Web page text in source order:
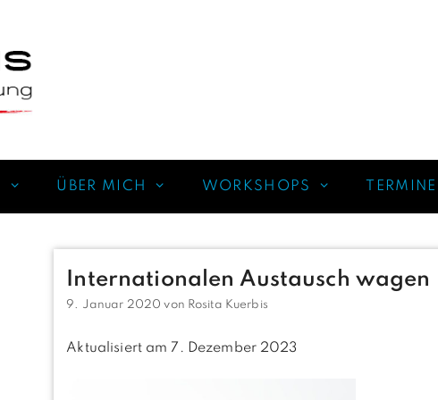
ÜBER MICH WORKSHOPS TERMINE
Internationalen Austausch wagen
9. Januar 2020 von Rosita Kuerbis
Aktualisiert am 7. Dezember 2023